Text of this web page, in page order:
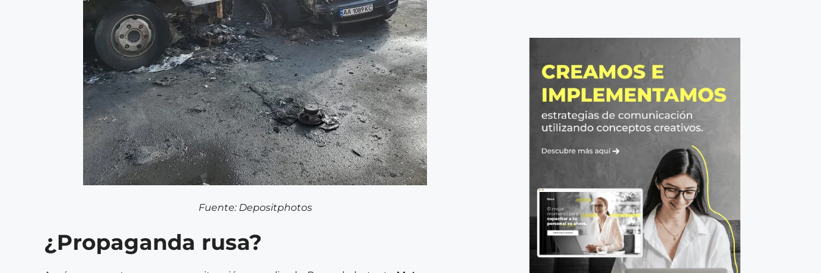
Fuente: Depositphotos
¿Propaganda rusa?